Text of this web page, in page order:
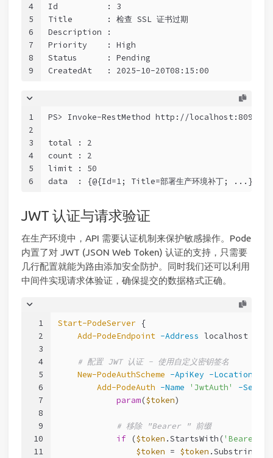
4
5
6
7
8
9
Id          : 3
Title       : 检查 SSL 证书过期
Description :
Priority    : High
Status      : Pending
CreatedAt   : 2025-10-20T08:15:00
1
2
3
4
5
6
PS> Invoke-RestMethod http://localhost:8090/
total : 2
count : 2
limit : 50
data  : {@{Id=1; Title=部署生产环境补丁; ...},
JWT 认证与请求验证
在生产环境中，API 需要认证机制来保护敏感操作。Pode
内置了对 JWT (JSON Web Token) 认证的支持，只需要
几行配置就能为路由添加安全防护。同时我们还可以利用
中间件实现请求体验证，确保提交的数据格式正确。
1
2
3
4
5
6
7
8
9
10
11
Start-PodeServer {
Add-PodeEndpoint -Address localhost
# 配置 JWT 认证 - 使用自定义密钥签名
New-PodeAuthScheme -ApiKey -Location
Add-PodeAuth -Name 'JwtAuth'
-
param($token)
# 移除 "Bearer " 前缀
if ($token .StartsWith('Bearer '
$token = $token .Substring(